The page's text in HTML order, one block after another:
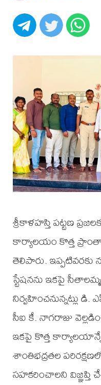
శ్రీకాళహస్తి పట్టణ
కార్యాలయం కొత్త
తెలిపారు. ఇప్పటివరకు
స్టేషనను ఇకపై
నిర్వహించనున్నట్లు
సీఐ కే. నాగరాజు
ఇకపై కొత్త
శాంతిభద్రతల
సహకరించాలని విజ్ఞప్తి